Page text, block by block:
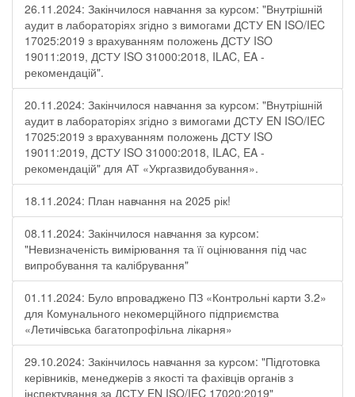
26.11.2024: Закінчилося навчання за курсом: "Внутрішній
аудит в лабораторіях згідно з вимогами ДСТУ EN ISO/IEC
17025:2019 з врахуванням положень ДСТУ ISO
19011:2019, ДСТУ ISO 31000:2018, ILAC, EA -
рекомендацій".
20.11.2024: Закінчилося навчання за курсом: "Внутрішній
аудит в лабораторіях згідно з вимогами ДСТУ EN ISO/IEC
17025:2019 з врахуванням положень ДСТУ ISO
19011:2019, ДСТУ ISO 31000:2018, ILAC, EA -
рекомендацій" для АТ «Укргазвидобування».
18.11.2024: План навчання на 2025 рік!
08.11.2024: Закінчилося навчання за курсом:
"Невизначеність вимірювання та її оцінювання під час
випробування та калібрування"
01.11.2024: Було впроваджено ПЗ «Контрольні карти 3.2»
для Комунального некомерційного підприємства
«Летичівська багатопрофільна лікарня»
29.10.2024: Закінчилось навчання за курсом: "Підготовка
керівників, менеджерів з якості та фахівців органів з
інспектування за ДСТУ EN ISO/IEC 17020:2019"